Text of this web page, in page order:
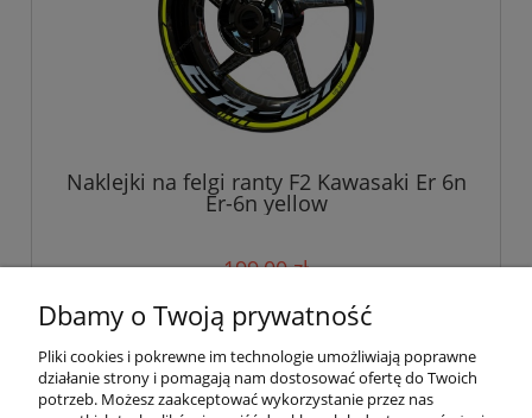
Naklejki na felgi ranty F2 Kawasaki Er 6n
Er-6n yellow
199,00 zł
do koszyka
Dbamy o Twoją prywatność
Pliki cookies i pokrewne im technologie umożliwiają poprawne
działanie strony i pomagają nam dostosować ofertę do Twoich
potrzeb. Możesz zaakceptować wykorzystanie przez nas